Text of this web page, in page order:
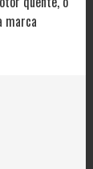
marca